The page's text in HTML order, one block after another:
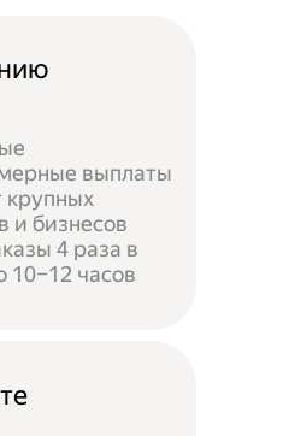
выплаты
крупных
и бизнесов
4 раза в
10–12 часов